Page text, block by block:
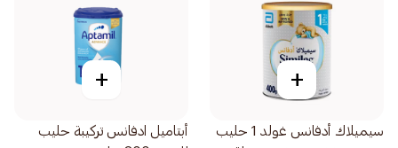
+
سيميلاك أدفانس غولد 1 حليب
+
أبتاميل ادفانس تركيبة حليب